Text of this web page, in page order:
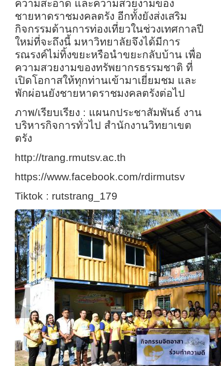
ความสะอาด และความสวยงามของ
ชายหาดราชมงคลตรัง อีกทั้งยังส่งเสริม
กิจกรรมด้านการท่องเที่ยวในช่วงเทศกาลปี
ใหม่ที่จะถึงนี้ มหาวิทยาลัยจึงได้มีการ
รณรงค์ไม่ทิ้งขยะหรือนำขยะกลับบ้าน เพื่อ
ความสวยงามของทรัพยากรธรรมชาติ ที่
เปิดโอกาสให้ทุกท่านเข้ามาเยี่ยมชม และ
พักผ่อนยังชายหาดราชมงคลตรังต่อไป
ภาพ/เรียบเรียง : แผนกประชาสัมพันธ์ งาน
บริหารกิจการทั่วไป สำนักงานวิทยาเขต
ตรัง
http://trang.rmutsv.ac.th
https://www.facebook.com/rdirmutsv
Tiktok : rutstrang_179